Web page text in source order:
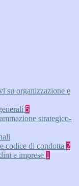
su organizzazione e
5
strategico-
codice di condotta 2
e imprese 1